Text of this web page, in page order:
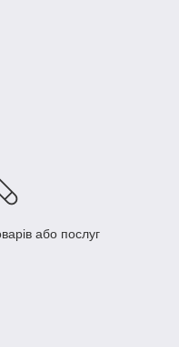
або послуг